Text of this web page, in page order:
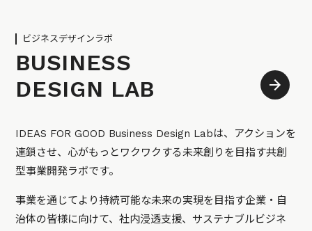
ビジネスデザインラボ
BUSINESS
DESIGN LAB
IDEAS FOR GOOD Business Design Labは、アクションを
連鎖させ、心がもっとワクワクする未来創りを目指す共創
型事業開発ラボです。
事業を通じてより持続可能な未来の実現を目指す企業・自
治体の皆様に向けて、社内浸透支援、サステナブルビジネ